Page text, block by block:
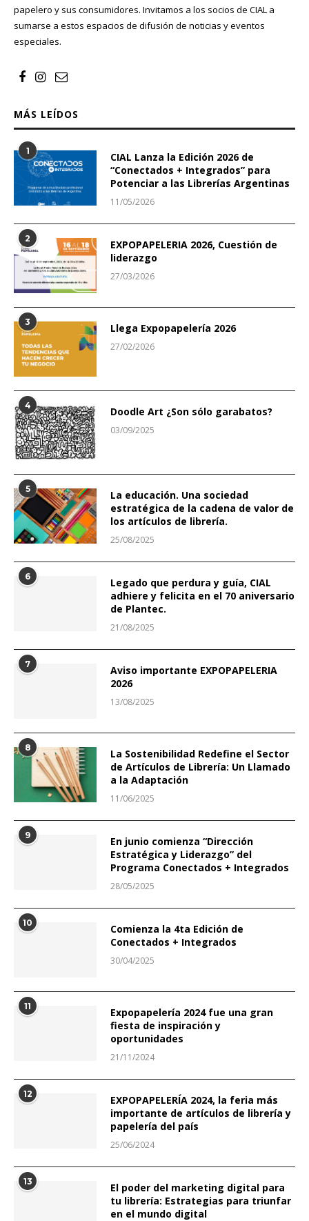
papelero y sus consumidores. Invitamos a los socios de CIAL a
sumarse a estos espacios de difusión de noticias y eventos
especiales.
MÁS LEÍDOS
1
CIAL Lanza la Edición 2026 de
“Conectados + Integrados” para
Potenciar a las Librerías Argentinas
11/05/2026
2
EXPOPAPELERIA 2026, Cuestión de
liderazgo
27/03/2026
3 Llega Expopapelería 2026
27/02/2026
4 Doodle Art ¿Son sólo garabatos?
03/09/2025
5
La educación. Una sociedad
estratégica de la cadena de valor de
los artículos de librería.
25/08/2025
6
Legado que perdura y guía, CIAL
adhiere y felicita en el 70 aniversario
de Plantec.
21/08/2025
7
Aviso importante EXPOPAPELERIA
2026
13/08/2025
8
La Sostenibilidad Redefine el Sector
de Artículos de Librería: Un Llamado
a la Adaptación
11/06/2025
9
En junio comienza “Dirección
Estratégica y Liderazgo” del
Programa Conectados + Integrados
28/05/2025
10
Comienza la 4ta Edición de
Conectados + Integrados
30/04/2025
11
Expopapelería 2024 fue una gran
fiesta de inspiración y
oportunidades
21/11/2024
12
EXPOPAPELERÍA 2024, la feria más
importante de artículos de librería y
papelería del país
25/06/2024
13
El poder del marketing digital para
tu librería: Estrategias para triunfar
en el mundo digital